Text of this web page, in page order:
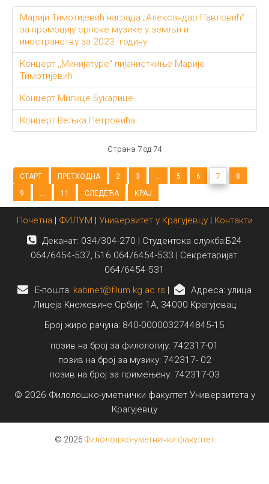
Марији Тимотијевић награда „Александар Павловић”
за промоцију српске музике у земљи и
иностранству за 2023. годину
Концерт ,,Минијатуре“ пијанисткиње Марије
Тимотијевић
Концерт Милице Букарице
Концерт Вељка Петровића
Страна 7 од 74
СТАРТ ПРЕТХОДНА 2 3 5 6 7
8
9
11 СЛЕДЕЋА КРАЈ
Почетна | ФИЛУМ | Универзитет у Крагујевцу| Контакти
Деканат: 034/304-270 | Студентска служба:Б24
064/6454-537, Б16 064/6454-533 | Секретаријат:
064/6454-531
E-пошта: kabinet@filum.kg.ac.rs |
Адреса: улица
Лицеја Кнежевине Србије 1А, 34000 Крагујевац
Број жиро рачуна: 840-0000032744845-15
позив на број за филологију: 742317-01
позив на број за музику: 742317- 02
позив на број за примењену: 742317-03
© 2026 Филолошко-уметнички факултет Универзитета у
Крагујевцу
© 2026 Филолошко-уметнички факултет